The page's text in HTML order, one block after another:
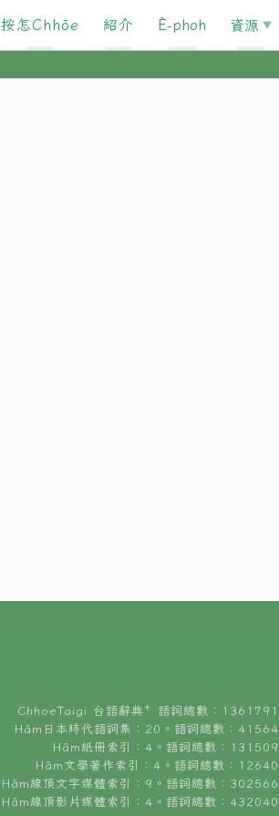
按怎Chhōe 紹介 È-phoh 資源
ChhoeTaigi 台語辭典⁺ 語詞總數：1361791
Hâm日本時代語詞集：20。語詞總數：41564
Hâm紙冊索引：4。語詞總數：131509
Hâm文學著作索引：4。語詞總數：12640
Hâm線頂文字媒體索引：9。語詞總數：302566
Hâm線頂影片媒體索引：4。語詞總數：432040